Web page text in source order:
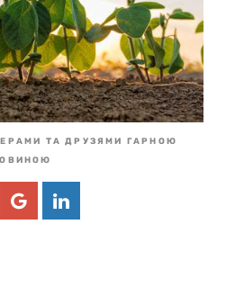
ТА ДРУЗЯМИ ГАРНОЮ